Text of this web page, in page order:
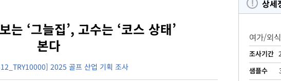
는 ‘그늘집’, 고수는 ‘코스 상태’
본다
2025 골프 산업 기획 조사
상세
여가/외
조사기간
샘플수